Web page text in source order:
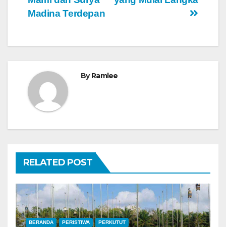
Madina Terdepan
ByRamlee
RELATED POST
BERANDA PERISTIWA PERKUTUT